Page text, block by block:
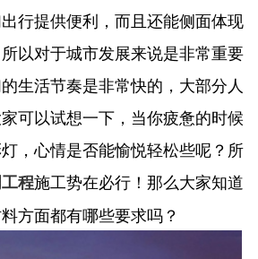
行提供便利，而且还能侧面体现
以对于城市发展来说是非常重要
生活节奏是非常快的，大部分人
可以试想一下，当你疲惫的时候
，心情是否能愉悦轻松些呢？所
程施工势在必行！那么大家知道
方面都有哪些要求吗？